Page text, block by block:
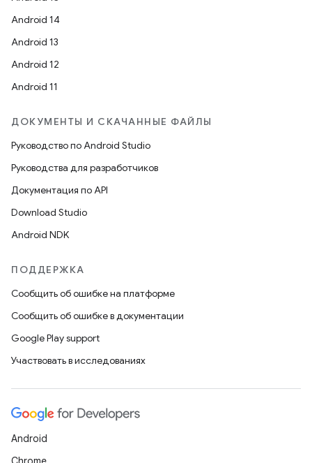
Android 14
Android 13
Android 12
Android 11
ДОКУМЕНТЫ И СКАЧАННЫЕ ФАЙЛЫ
Руководство по Android Studio
Руководства для разработчиков
Документация по API
Download Studio
Android NDK
ПОДДЕРЖКА
Сообщить об ошибке на платформе
Сообщить об ошибке в документации
Google Play support
Участвовать в исследованиях
Android